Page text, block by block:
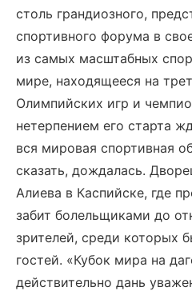
столь грандиозного,
спортивного форума в
из самых масштабных
мире, находящееся на
Олимпийских игр и
нетерпением его старта
вся мировая спортивная
сказать, дождалась.
Алиева в Каспийске, где
забит болельщиками до
зрителей, среди которых
гостей. «Кубок мира на
действительно дань